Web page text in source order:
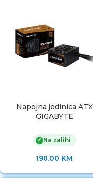
Napojna jedinica ATX
GIGABYTE
✓ Na zalihi
190.00 KM